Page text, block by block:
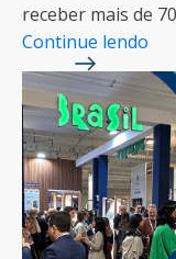
receber mais de
Continue lendo